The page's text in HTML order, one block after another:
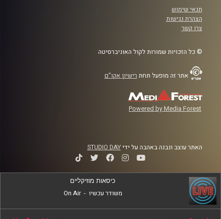
תנאי שימוש
הצהרת נגישות
צרו קשר
© כל הזכויות שמורות לקול האוניברסיטה
אתר זה מופעל תחת רישיון אקו"ם
Powered by Media Forest
האתר עוצב ונבנה באהבה על ידיSTUDIO DAY
כיסאות מוזיקליים
משודר עכשיו -
On Air